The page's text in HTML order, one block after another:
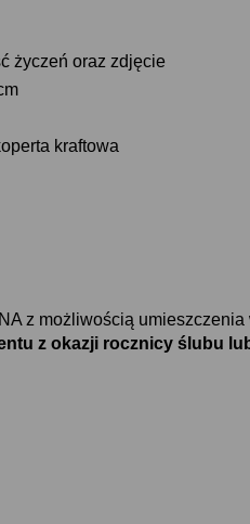
życzeń oraz zdjęcie
kraftowa
z możliwością umieszczenia
z okazji rocznicy ślubu